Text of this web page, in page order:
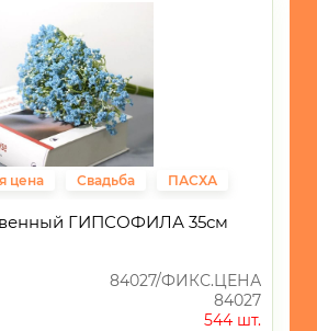
цена Свадьба ПАСХА
ГИПСОФИЛА 35см
84027/ФИКС.ЦЕНА
84027
544 шт.